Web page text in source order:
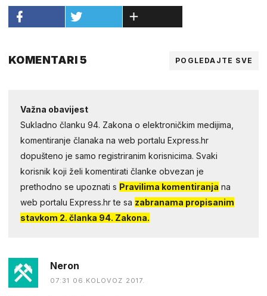
KOMENTARI 5 POGLEDAJTE SVE
Važna obavijest
Sukladno članku 94. Zakona o elektroničkim medijima,
komentiranje članaka na web portalu Express.hr
dopušteno je samo registriranim korisnicima. Svaki
korisnik koji želi komentirati članke obvezan je
prethodno se upoznati s Pravilima komentiranja na
web portalu Express.hr te sa zabranama propisanim
stavkom 2. članka 94. Zakona.
Neron
07:31 06.KOLOVOZ 2017.